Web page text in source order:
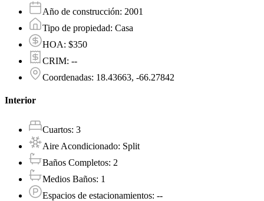
Año de construcción: 2001
Tipo de propiedad: Casa
HOA: $350
CRIM: --
Coordenadas: 18.43663, -66.27842
Interior
Cuartos: 3
Aire Acondicionado: Split
Baños Completos: 2
Medios Baños: 1
Espacios de estacionamientos: --